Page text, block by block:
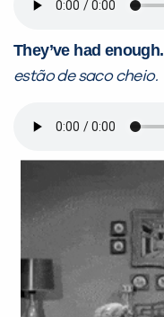
They’ve had enough.
estão de saco cheio.